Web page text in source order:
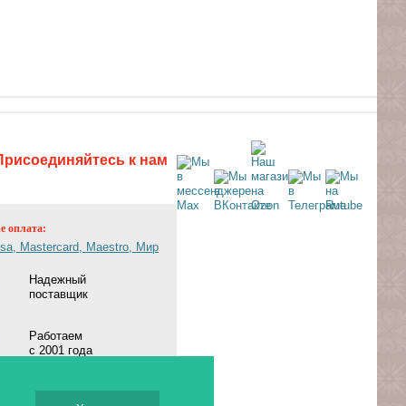
к нам
оплата:
Надежный
поставщик
Работаем
с 2001 года